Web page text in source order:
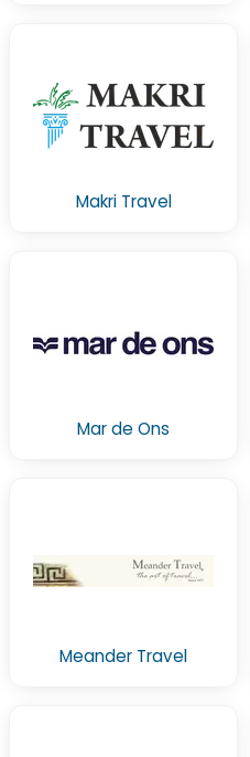
Makri Travel
Mar de Ons
Meander Travel